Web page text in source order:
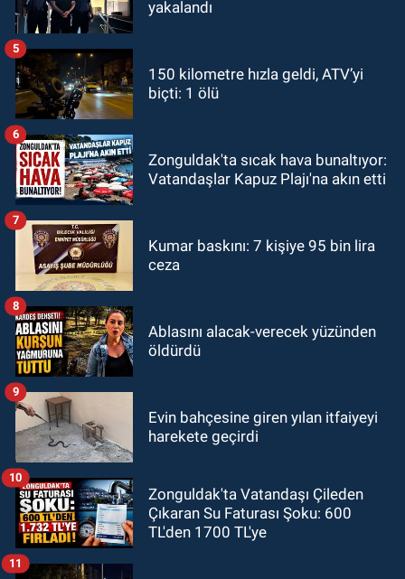
yakalandı
150 kilometre hızla geldi, ATV’yi
biçti: 1 ölü
5
Zonguldak'ta sıcak hava bunaltıyor:
Vatandaşlar Kapuz Plajı'na akın etti
6
Kumar baskını: 7 kişiye 95 bin lira
ceza
7
Ablasını alacak-verecek yüzünden
öldürdü
8
Evin bahçesine giren yılan itfaiyeyi
harekete geçirdi
9
Zonguldak'ta Vatandaşı Çileden
Çıkaran Su Faturası Şoku: 600
TL'den 1700 TL'ye
10
11